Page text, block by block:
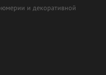
и декоративной